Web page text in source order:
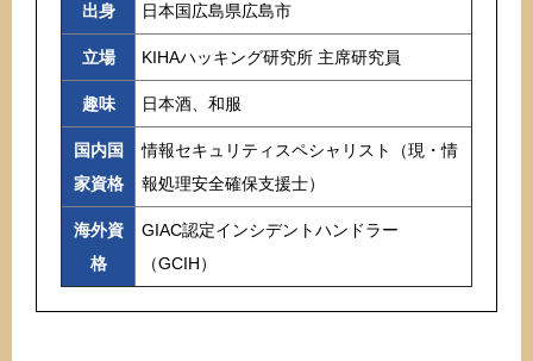
出身 日本国広島県広島市
立場 KIHAハッキング研究所 主席研究員
趣味 日本酒、和服
国内国
家資格
情報セキュリティスペシャリスト（現・情
報処理安全確保支援士）
海外資
格
GIAC認定インシデントハンドラー
（GCIH）